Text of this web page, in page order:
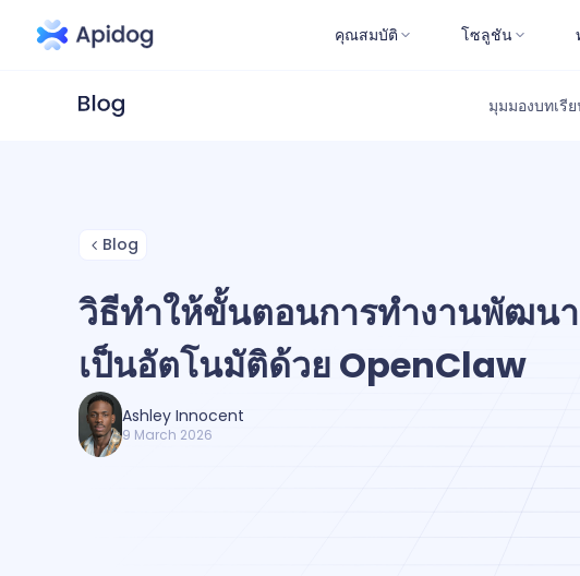
คุณสมบัติ โซลูชัน
มุมมองบทเรี
Blog
วิธีทำให้ขั้นตอนการทำงานพัฒน
เป็นอัตโนมัติด้วย OpenClaw
Ashley Innocent
9 March 2026